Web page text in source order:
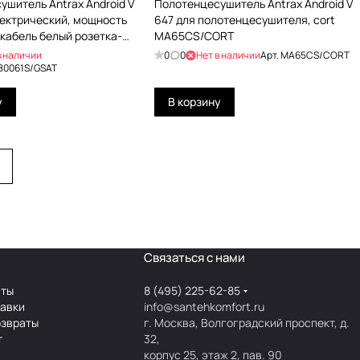
Antrax Android V
мощность
белый розетка-
ECANDV180061S/GSAT
наличии
GSAT
Полотенцесушитель Antrax Android V
647 для полотенцесушителя, cort
MA65CS/CORT
0 0 Нет в наличииАрт.MA65CS/CORT
В корзину
Связаться с нами
8 (495) 225-62-85
info@santehkomfort.ru
г. Москва, Волгоградский проспект, д.
32,
корпус 25, этаж 2, пав. 90